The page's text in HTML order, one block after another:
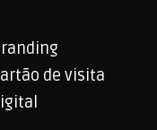
de visita